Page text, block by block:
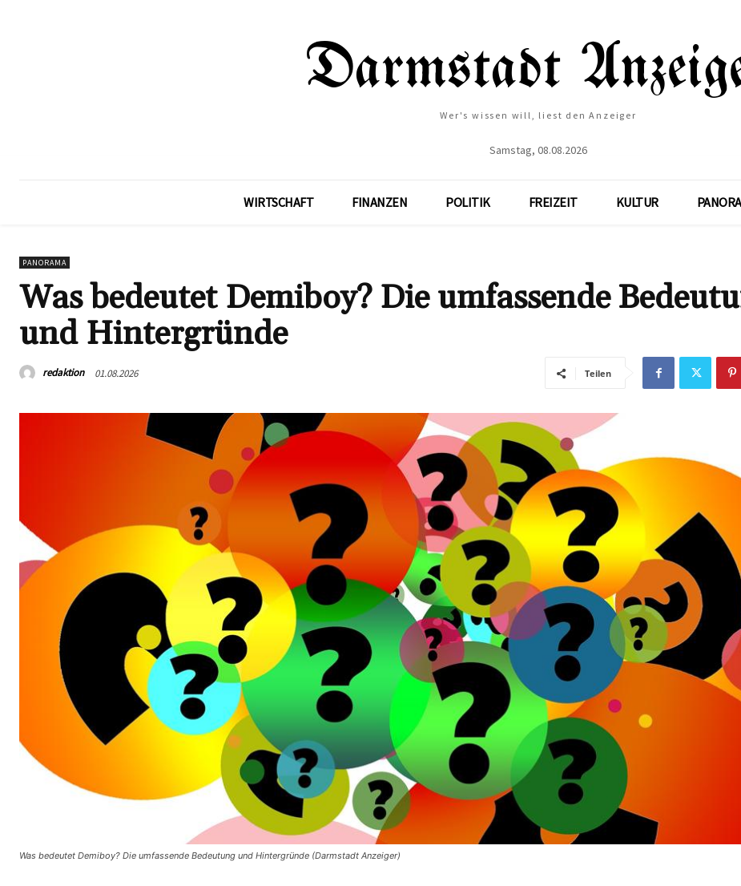
Wer's wissen will, liest den Anzeiger
Samstag, 08.08.2026
WIRTSCHAFT FINANZEN POLITIK FREIZEIT KULTUR
PANORAMA
Was bedeutet Demiboy? Die umfassende
und Hintergründe
redaktion 01.08.2026 Teilen
Was bedeutet Demiboy? Die umfassende Bedeutung und Hintergründe (Darmstadt Anzeiger)